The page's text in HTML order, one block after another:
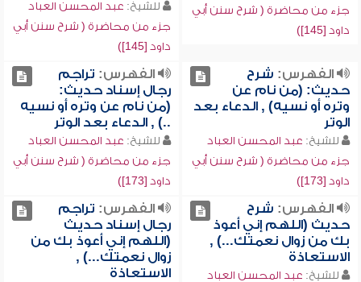
جزء من محاضرة ( شرح سنن أبي
داود [145])
للشيخ: عبد المحسن العباد
جزء من محاضرة ( شرح سنن أبي
داود [145])
الفهرس: شرح
حديث: (من نام عن
وتره أو نسيه) , الدعاء بعد
الوتر
للشيخ: عبد المحسن العباد
جزء من محاضرة ( شرح سنن أبي
داود [173])
الفهرس: تراجم
رجال إسناد حديث:
(من نام عن وتره أو نسيه
..) , الدعاء بعد الوتر
للشيخ: عبد المحسن العباد
جزء من محاضرة ( شرح سنن أبي
داود [173])
الفهرس: شرح
حديث (اللهم إني أعوذ
بك من زوال نعمتك...) ,
الاستعاذة
للشيخ: عبد المحسن العباد
الفهرس: تراجم
رجال إسناد حديث
(اللهم إني أعوذ بك من
زوال نعمتك...) ,
الاستعاذة